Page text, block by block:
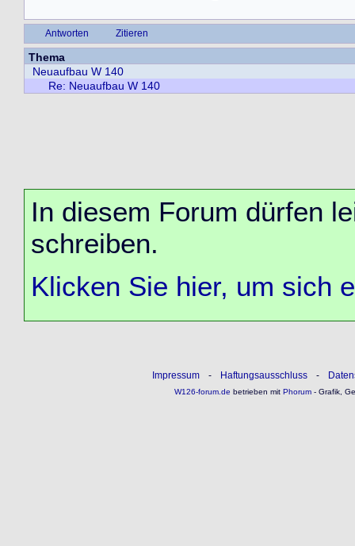
Antworten Zitieren
Thema
Neuaufbau W 140
Re: Neuaufbau W 140
In diesem Forum dürfen
schreiben.
Klicken Sie hier, um sich
Impressum - Haftungsausschluss -
W126-forum.de betrieben mitPhorum- Grafik,